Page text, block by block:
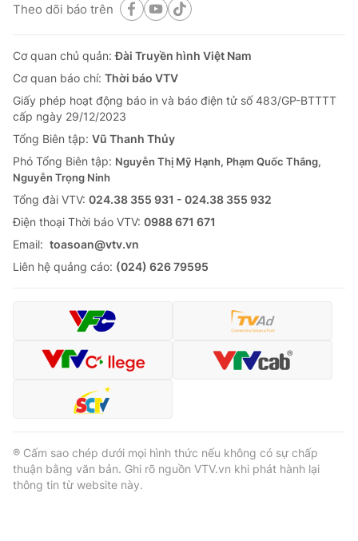
THỜI BÁO VTV
Theo dõi báo trên
Cơ quan chủ quản:
Cơ quan báo chí:Thời báo VTV
Giấy phép hoạt động báo in và báo điện tử số 483/GP-BTTTT
cấp ngày 29/12/2023
Tổng Biên tập:Vũ Thanh Thủy
Tổng đài VTV:024.38 355 931 - 024.38 355 932
Ðiện thoại Thời báo VTV:
toasoan@vtv.vn
Liên hệ quảng cáo:
Theo dõi báo trên
Cơ quan chủ quản:Đài Truyền hình Việt Nam
Cơ quan báo chí: Thời báo VTV
Giấy phép hoạt động báo in và báo điện tử số 483/GP-BTTTT
cấp ngày 29/12/2023
Tổng Biên tập: Vũ Thanh Thủy
Phó Tổng Biên tập: Nguyễn Thị Mỹ Hạnh, Phạm Quốc Thắng,
Nguyễn Trọng Ninh
Tổng đài VTV: 024.38 355 931 - 024.38 355 932
Ðiện thoại Thời báo VTV: 0988 671 671
Email: toasoan@vtv.vn
Liên hệ quảng cáo: (024) 626 79595
® Cấm sao chép dưới mọi hình thức nếu không có sự chấp
thuận bằng văn bản. Ghi rõ nguồn VTV.vn khi phát hành lại
thông tin từ website này.